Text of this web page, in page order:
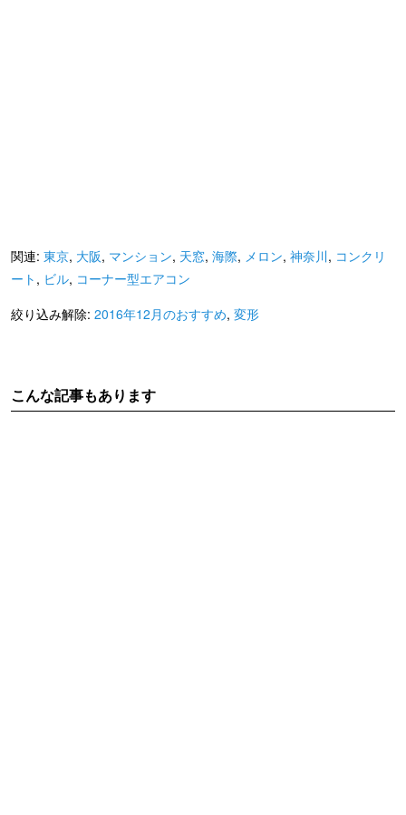
関連: 東京, 大阪, マンション, 天窓, 海際, メロン, 神奈川, コンクリ
ート , ビル, コーナー型エアコン
絞り込み解除: 2016年12月のおすすめ, 変形
こんな記事もあります